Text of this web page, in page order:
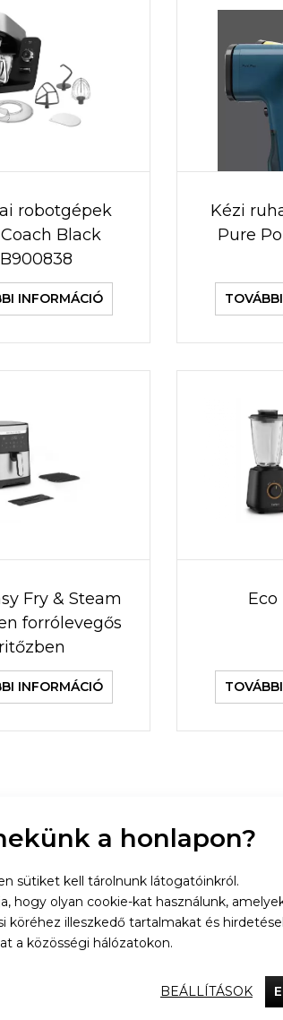
robotgépek
Black
INFORMÁCIÓ
Kézi
Pure
Fry & Steam
forrólevegős
INFORMÁCIÓ
Eco
a honlapon?
sütiket kell tárolnunk látogatóinkról.
hogy olyan cookie-kat használunk,
köréhez illeszkedő tartalmakat és
a közösségi hálózatokon.
BEÁLLÍTÁSOK